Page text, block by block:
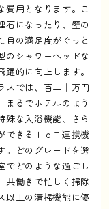
費用となります。こ
石になったり、壁の
目の満足度がぐっと
のシャワーヘッドな
的に向上します。
スでは、百二十万円
まるでホテルのよう
殊な入浴機能、さら
できるＩｏＴ連携機
。どのグレードを選
でどのような過ごし
共働きで忙しく掃除
以上の清掃機能に優